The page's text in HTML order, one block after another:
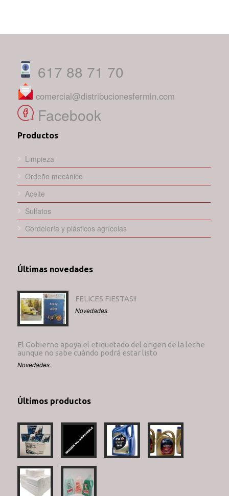
617 88 71 70
comercial@distribucionesfermin.com
Facebook
Productos
Limpieza
Ordeño mecánico
Aceite
Sulfatos
Cordelería y plásticos agrícolas
Últimas novedades
FELICES FIESTAS!!
Novedades.
El Gobierno apoya el etiquetado del origen de la leche
aunque no sabe cuándo podrá estar listo
Novedades.
Últimos productos